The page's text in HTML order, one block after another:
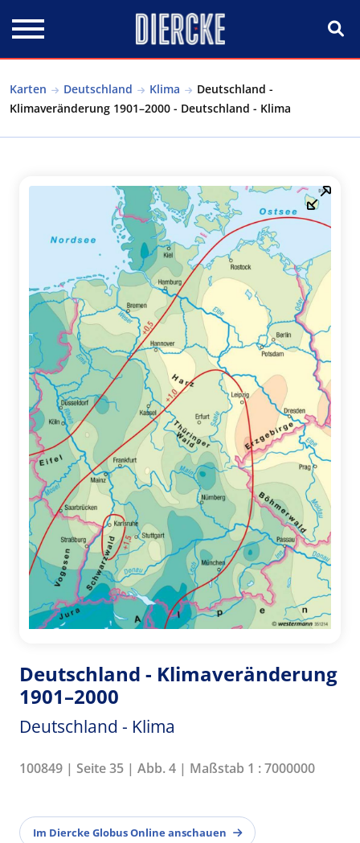
Karten Deutschland Klima
Deutschland -
Klimaveränderung 1901–2000 - Deutschland - Klima
Deutschland - Klimaveränderung
1901–2000
Deutschland - Klima
100849 | Seite 35 | Abb. 4 | Maßstab 1 : 7000000
Im Diercke Globus Online anschauen